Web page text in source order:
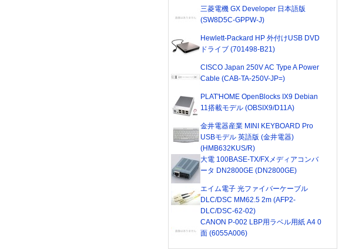
三菱電機 GX Developer 日本語版
(SW8D5C-GPPW-J)
Hewlett-Packard HP 外付けUSB DVD
ドライブ (701498-B21)
CISCO Japan 250V AC Type A Power
Cable (CAB-TA-250V-JP=)
PLAT'HOME OpenBlocks IX9 Debian
11搭載モデル (OBSIX9/D11A)
金井電器産業 MINI KEYBOARD Pro
USBモデル 英語版 (金井電器)
(HMB632KUS/R)
大電 100BASE-TX/FXメディアコンバ
ータ DN2800GE (DN2800GE)
エイム電子 光ファイバーケーブル
DLC/DSC MM62.5 2m (AFP2-
DLC/DSC-62-02)
CANON P-002 LBP用ラベル用紙 A4 0
面 (6055A006)